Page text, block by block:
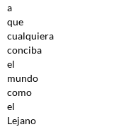
a
que
cualquiera
conciba
el
mundo
como
el
Lejano